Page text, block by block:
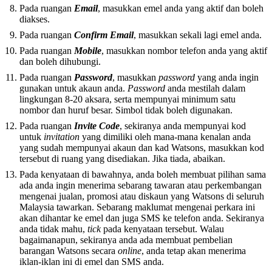
Pada ruangan Email, masukkan emel anda yang aktif dan boleh
diakses.
Pada ruangan Confirm Email, masukkan sekali lagi emel anda.
Pada ruangan Mobile, masukkan nombor telefon anda yang aktif
dan boleh dihubungi.
Pada ruangan Password, masukkan password yang anda ingin
gunakan untuk akaun anda. Password anda mestilah dalam
lingkungan 8-20 aksara, serta mempunyai minimum satu
nombor dan huruf besar. Simbol tidak boleh digunakan.
Pada ruangan Invite Code, sekiranya anda mempunyai kod
untuk invitation yang dimiliki oleh mana-mana kenalan anda
yang sudah mempunyai akaun dan kad Watsons, masukkan kod
tersebut di ruang yang disediakan. Jika tiada, abaikan.
Pada kenyataan di bawahnya, anda boleh membuat pilihan sama
ada anda ingin menerima sebarang tawaran atau perkembangan
mengenai jualan, promosi atau diskaun yang Watsons di seluruh
Malaysia tawarkan. Sebarang maklumat mengenai perkara ini
akan dihantar ke emel dan juga SMS ke telefon anda. Sekiranya
anda tidak mahu, tickpada kenyataan tersebut. Walau
bagaimanapun, sekiranya anda ada membuat pembelian
barangan Watsons secara online, anda tetap akan menerima
iklan-iklan ini di emel dan SMS anda.